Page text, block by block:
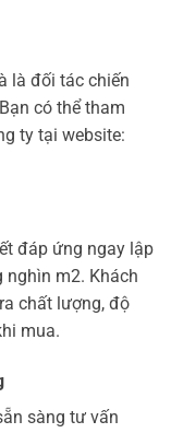
là đối tác chiến
có thể tham
ty tại website:
đáp ứng ngay lập
m2. Khách
chất lượng, độ
mua.
sàng tư vấn